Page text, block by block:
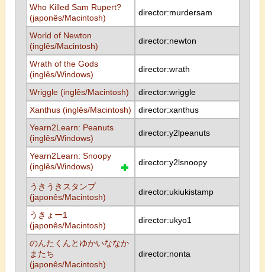
Who Killed Sam Rupert?
(japonês/Macintosh)
director:murdersam
World of Newton
(inglês/Macintosh)
director:newton
Wrath of the Gods
(inglês/Windows)
director:wrath
Wriggle (inglês/Macintosh)
director:wriggle
Xanthus (inglês/Macintosh)
director:xanthus
Yearn2Learn: Peanuts
(inglês/Windows)
director:y2lpeanuts
Yearn2Learn: Snoopy
(inglês/Windows)
director:y2lsnoopy
うきうきスタンプ
(japonês/Macintosh)
director:ukiukistamp
うきょー1
(japonês/Macintosh)
director:ukyo1
のんたくんとゆかいななか
またち
(japonês/Macintosh)
director:nonta